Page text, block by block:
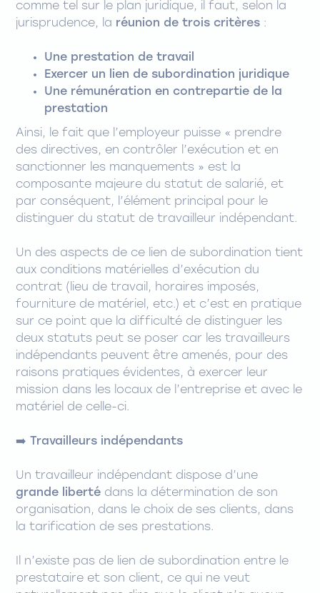
comme tel sur le plan juridique, il faut, selon la
jurisprudence, la réunion de trois critères :
Une prestation de travail
Exercer un lien de subordination juridique
Une rémunération en contrepartie de la
prestation
Ainsi, le fait que l’employeur puisse « prendre
des directives, en contrôler l’exécution et en
sanctionner les manquements » est la
composante majeure du statut de salarié, et
par conséquent, l’élément principal pour le
distinguer du statut de travailleur indépendant.
Un des aspects de ce lien de subordination tient
aux conditions matérielles d’exécution du
contrat (lieu de travail, horaires imposés,
fourniture de matériel, etc.) et c’est en pratique
sur ce point que la difficulté de distinguer les
deux statuts peut se poser car les travailleurs
indépendants peuvent être amenés, pour des
raisons pratiques évidentes, à exercer leur
mission dans les locaux de l’entreprise et avec le
matériel de celle-ci.
➡️ Travailleurs indépendants
Un travailleur indépendant dispose d’une
grande liberté dans la détermination de son
organisation, dans le choix de ses clients, dans
la tarification de ses prestations.
Il n’existe pas de lien de subordination entre le
prestataire et son client, ce qui ne veut